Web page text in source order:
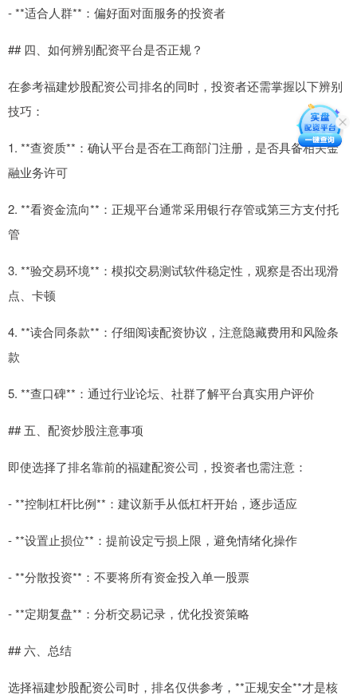
- **适合人群**：偏好面对面服务的投资者
## 四、如何辨别配资平台是否正规？
在参考福建炒股配资公司排名的同时，投资者还需掌握以下辨别
技巧：
1. **查资质**：确认平台是否在工商部门注册，是否具备相关金
融业务许可
2. **看资金流向**：正规平台通常采用银行存管或第三方支付托
管
3. **验交易环境**：模拟交易测试软件稳定性，观察是否出现滑
点、卡顿
4. **读合同条款**：仔细阅读配资协议，注意隐藏费用和风险条
款
5. **查口碑**：通过行业论坛、社群了解平台真实用户评价
## 五、配资炒股注意事项
即使选择了排名靠前的福建配资公司，投资者也需注意：
- **控制杠杆比例**：建议新手从低杠杆开始，逐步适应
- **设置止损位**：提前设定亏损上限，避免情绪化操作
- **分散投资**：不要将所有资金投入单一股票
- **定期复盘**：分析交易记录，优化投资策略
## 六、总结
选择福建炒股配资公司时，排名仅供参考，**正规安全**才是核